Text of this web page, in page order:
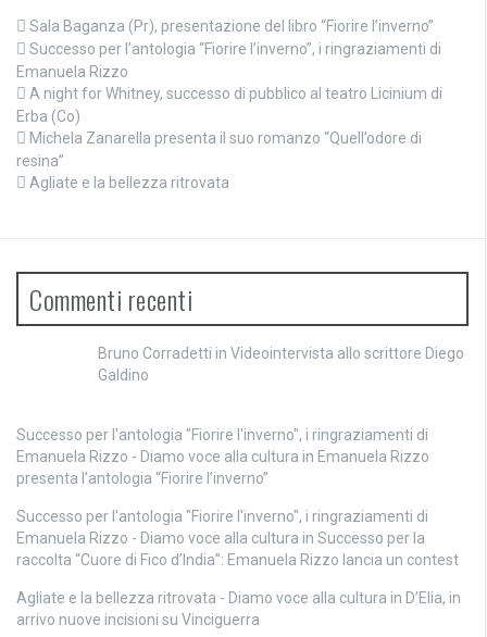
Sala Baganza (Pr), presentazione del libro “Fiorire l’inverno”
Successo per l’antologia “Fiorire l’inverno”, i ringraziamenti di
Emanuela Rizzo
A night for Whitney, successo di pubblico al teatro Licinium di
Erba (Co)
Michela Zanarella presenta il suo romanzo “Quell’odore di
resina”
Agliate e la bellezza ritrovata
Commenti recenti
Bruno Corradetti in Videointervista allo scrittore Diego
Galdino
Successo per l'antologia "Fiorire l'inverno", i ringraziamenti di
Emanuela Rizzo - Diamo voce alla cultura in Emanuela Rizzo
presenta l’antologia “Fiorire l’inverno”
Successo per l'antologia "Fiorire l'inverno", i ringraziamenti di
Emanuela Rizzo - Diamo voce alla cultura in Successo per la
raccolta “Cuore di Fico d’India”: Emanuela Rizzo lancia un contest
Agliate e la bellezza ritrovata - Diamo voce alla cultura in D’Elia, in
arrivo nuove incisioni su Vinciguerra